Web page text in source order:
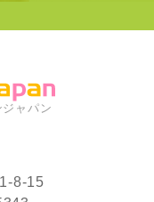
ャパン
8-15